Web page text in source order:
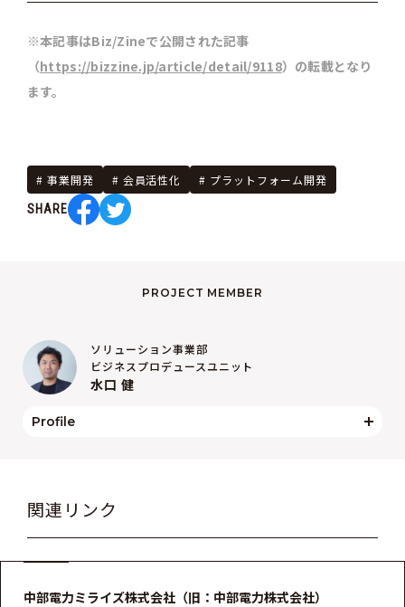
※本記事はBiz/Zineで公開された記事
（https://bizzine.jp/article/detail/9118）の転載となり
ます。
事業開発 会員活性化 プラットフォーム開発
SHARE
PROJECT MEMBER
ソリューション事業部
ビジネスプロデュースユニット
水口 健
Profile
関連リンク
中部電力ミライズ株式会社（旧：中部電力株式会社）